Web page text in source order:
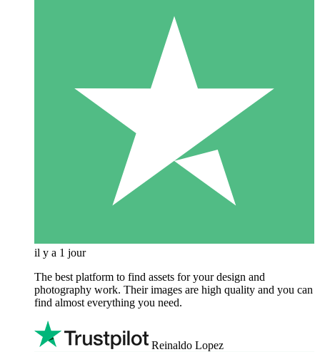
il y a 1 jour
The best platform to find assets for your design and
photography work. Their images are high quality and you can
find almost everything you need.
Reinaldo Lopez